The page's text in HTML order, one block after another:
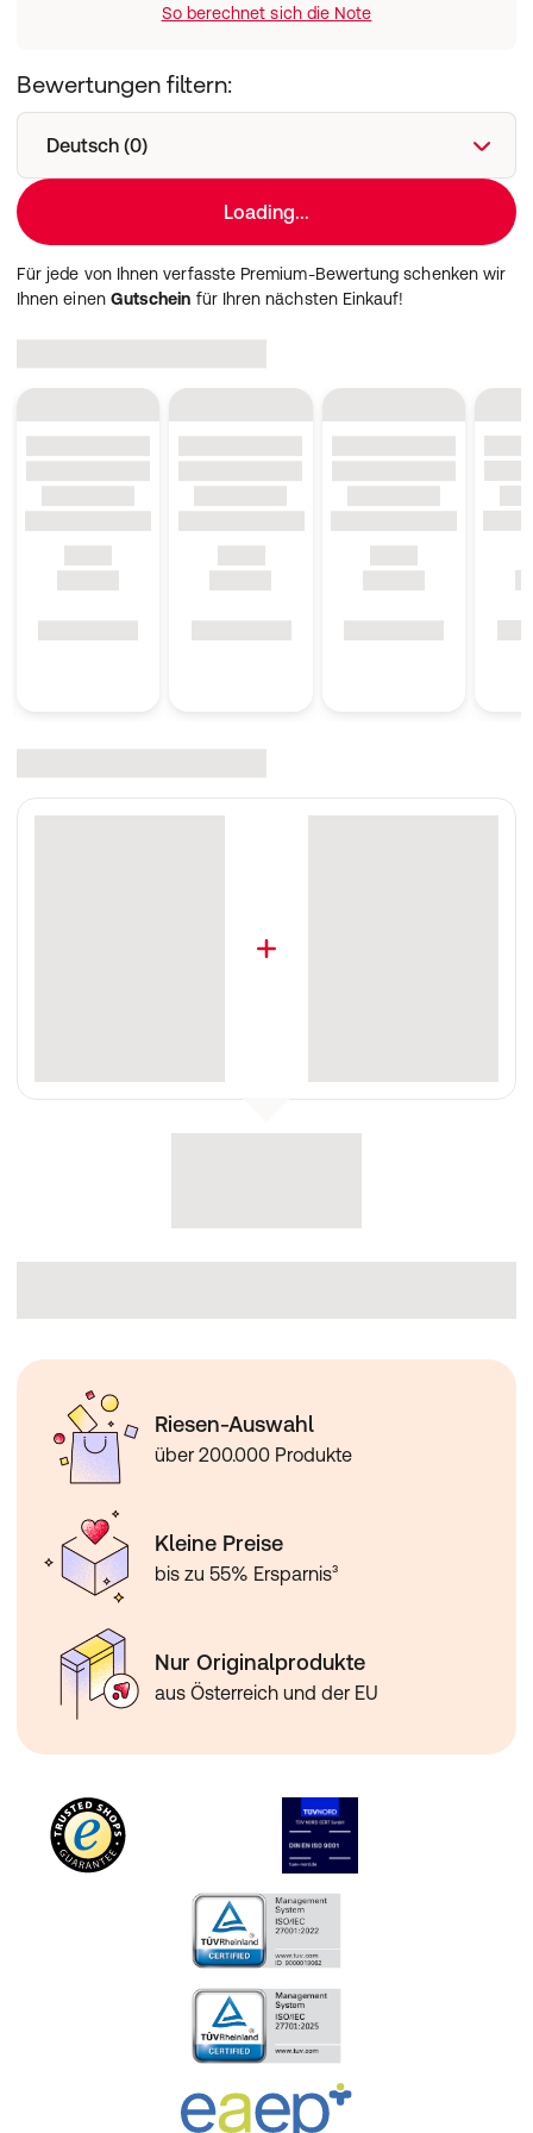
So berechnet sich die Note
Bewertungen filtern:
Deutsch (0)
Loading...
Für jede von Ihnen verfasste Premium-Bewertung schenken wir
Ihnen einen Gutschein für Ihren nächsten Einkauf!
Riesen-Auswahl
über 200.000 Produkte
Kleine Preise
bis zu 55% Ersparnis³
Nur Originalprodukte
aus Österreich und der EU